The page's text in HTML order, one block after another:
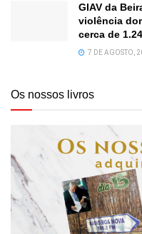
GIAV da
violência
cerca de
7 DE AGOSTO,
Os nossos livros